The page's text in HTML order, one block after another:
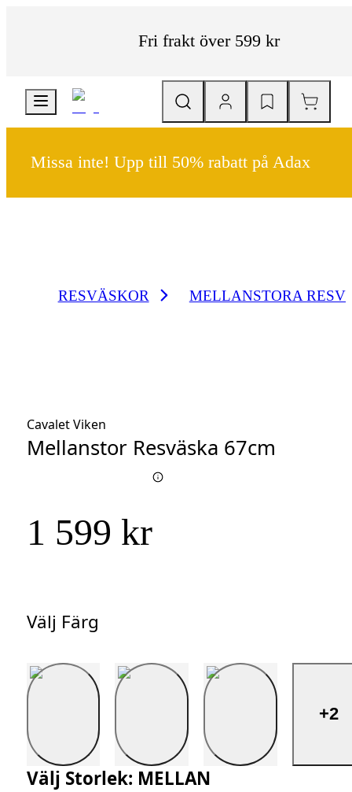
Fri frakt över 599 kr
Missa inte! Upp till 50% rabatt på Adax
RESVÄSKOR MELLANSTORA
Cavalet Viken
Mellanstor Resväska 67cm
1 599 kr
Välj Färg
Välj Färg
+2
Välj Storlek: MELLAN